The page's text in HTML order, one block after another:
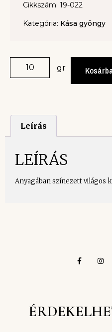
Cikkszám: 19-022
Kategória: Kása gyöngy
gr
Leírás
LEÍRÁS
Anyagában színezett világos